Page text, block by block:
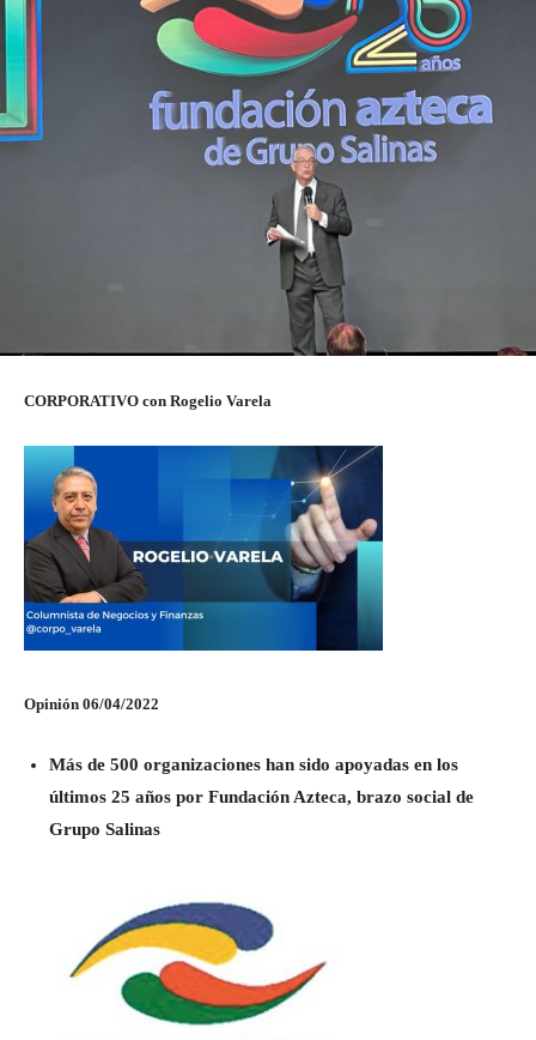
CORPORATIVO con Rogelio Varela
Opinión 06/04/2022
Más de 500 organizaciones han sido apoyadas en los
últimos 25 años por Fundación Azteca, brazo social de
Grupo Salinas